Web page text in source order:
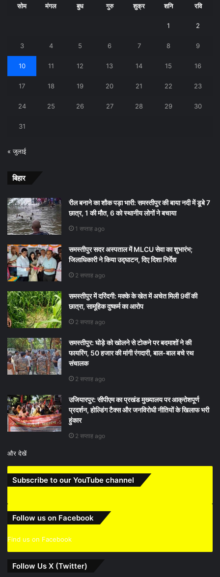
सोम मंगल बुध गुरु शुक्र शनि रवि
1 2
3 4 5 6 7 8 9
10 11 12 13 14 15 16
17 18 19 20 21 22 23
24 25 26 27 28 29 30
31
« जुलाई
बिहार
रील बनाने का शौक पड़ा भारी: समस्तीपुर की बाया नदी में डूबे 7
छात्र, 1 की मौत, 6 को स्थानीय लोगों ने बचाया
1 सप्ताह ago
समस्तीपुर सदर अस्पताल में MLCU सेवा का शुभारंभ;
जिलाधिकारी ने किया उद्घाटन, दिए दिशा निर्देश
2 सप्ताह ago
समस्तीपुर में दरिंदगी: मक्के के खेत में अचेत मिली 9वीं की
छात्रा, सामूहिक दुष्कर्म का आरोप
2 सप्ताह ago
समस्तीपुर: घोड़े को खोलने से टोकने पर बदमाशों ने की
फायरिंग, 50 हजार की मांगी रंगदारी, बाल-बाल बचे रथ
संचालक
2 सप्ताह ago
उजियारपुर: सीपीएम का प्रखंड मुख्यालय पर आक्रोशपूर्ण
प्रदर्शन, होल्डिंग टैक्स और जनविरोधी नीतियों के खिलाफ भरी
हुंकार
2 सप्ताह ago
और देखें
Subscribe to our YouTube channel
Follow us on Facebook
Find us on Facebook
Follow Us X (Twitter)